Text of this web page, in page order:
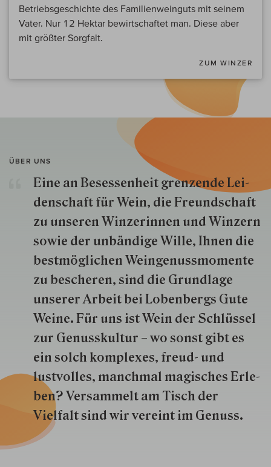
Betriebsgeschichte des Familienweinguts mit seinem
Vater. Nur 12 Hektar bewirtschaftet man. Diese aber
mit größter Sorgfalt.
ZUM WINZER
ÜBER UNS
Eine an Besessenheit gren­zende Lei­
den­schaft für Wein, die Freund­schaft
zu unseren Win­zer­innen und Win­zern
so­wie der un­bän­dige Wille, Ihnen die
best­mög­lich­en Wein­genuss­momente
zu besche­ren, sind die Grund­lage
unserer Arbeit bei Lobenbergs Gute
Weine. Für uns ist Wein der Schlüs­sel
zur Genuss­kultur – wo sonst gibt es
ein solch kom­plexes, freud- und
lustvolles, manchmal ma­gisch­es Er­le­
ben? Versammelt am Tisch der
Vielfalt sind wir ver­eint im Genuss.